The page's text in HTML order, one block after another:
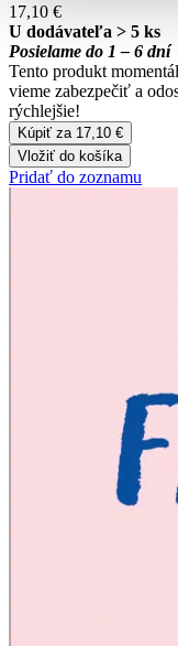
17,10 €
U dodávateľa > 5 ks
Posielame do 1 – 6 dní
Tento produkt
vieme zabezpečiť a
rýchlejšie!
Kúpiť za 17,10 €
Vložiť do košíka
Pridať do zoznamu